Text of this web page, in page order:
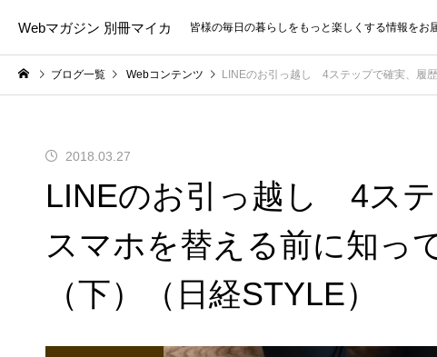
Webマガジン 別冊マイカ 皆様の毎日の暮らしをもっと楽しくする情報をお
ブログ一覧 Webコンテンツ LINEのお引っ越し 4ステップで確実、履
2018.03.27
LINEのお引っ越し 4ス
スマホを替える前に知っ
（下）（日経STYLE）